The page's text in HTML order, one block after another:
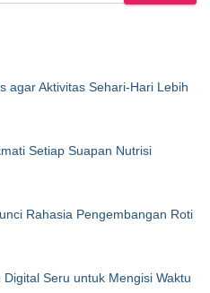
agar Aktivitas Sehari-Hari Lebih
Setiap Suapan Nutrisi
Rahasia Pengembangan Roti
Seru untuk Mengisi Waktu